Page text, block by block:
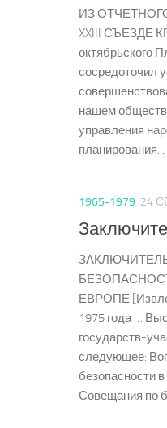
ИЗ
XXIII СЪЕЗДЕ
октябрьского
сосредоточил
нашем
управления
планирования...
1965-1979 24
ЕВРОПЕ
1975 года …
государств-
следующее:
безопасности
Совещания по